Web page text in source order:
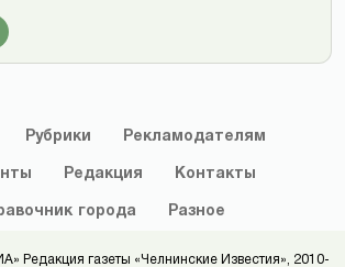
Рубрики Рекламодателям
Редакция Контакты
города Разное
Редакция газеты «Челнинские Известия», 2010-